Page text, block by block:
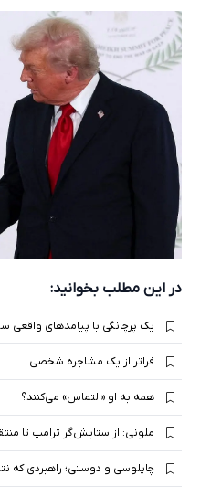
در این مطلب بخوانید:
یک پرچانگی با پیامدهای واقعی
فراتر از یک مشاجره شخصی
همه به او «التماس» می‌کنند؟
ملونی: از ستایش‌گر ترامپ تا
چاپلوسی و دوستی؛ راهبردی که